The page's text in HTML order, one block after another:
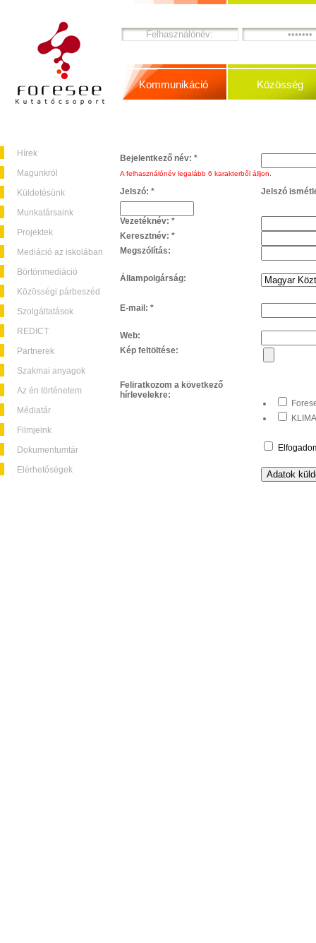
Hírek
Magunkról
Küldetésünk
Munkatársaink
Projektek
Mediáció az iskolában
Börtönmediáció
Közösségi párbeszéd
Szolgáltatások
REDICT
Partnerek
Szakmai anyagok
Az én történetem
Médiatár
Filmjeink
Dokumentumtár
Elérhetőségek
Kommunikáció Közösség
Bejelentkező név: *
A felhasználónév legalább 6 karakterből álljon.
Jelszó: * Jelszó
Vezetéknév: *
Keresztnév: *
Megszólítás:
Állampolgárság:
E-mail: *
Web:
Kép feltöltése:
Feliratkozom a következő
hírlevelekre: